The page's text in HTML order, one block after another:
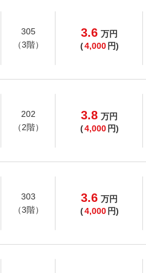
305
（3階）
3.6 万円
(4,000 円)
202
（2階）
3.8 万円
(4,000 円)
303
（3階）
3.6 万円
(4,000 円)